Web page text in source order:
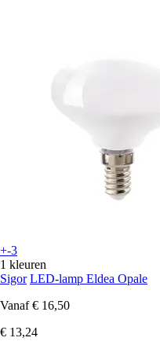
+-3
1 kleuren
Sigor LED-lamp Eldea Opale
Vanaf € 16,50
€ 13,24